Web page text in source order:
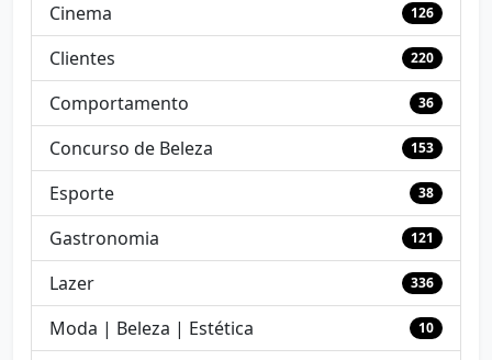
Cinema 126
Clientes 220
Comportamento 36
Concurso de Beleza 153
Esporte 38
Gastronomia 121
Lazer 336
Moda | Beleza | Estética 10